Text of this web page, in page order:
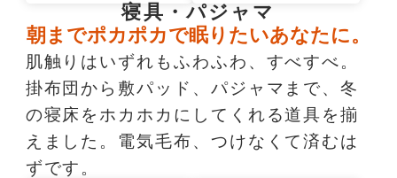
寝具・パジャマ
朝までポカポカで眠りたいあなたに。
肌触りはいずれもふわふわ、すべすべ。
掛布団から敷パッド、パジャマまで、冬
の寝床をホカホカにしてくれる道具を揃
えました。電気毛布、つけなくて済むは
ずです。